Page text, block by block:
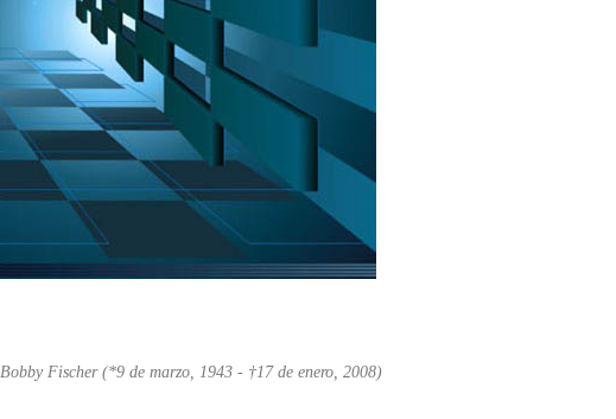
Bobby Fischer (*9 de marzo, 1943 - †17 de enero, 2008)